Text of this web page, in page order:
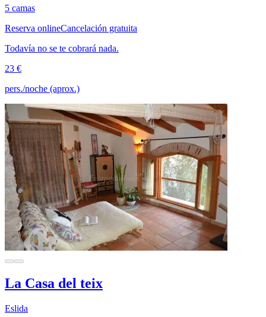
5 camas
Reserva onlineCancelación gratuita
Todavía no se te cobrará nada.
23 €
pers./noche (aprox.)
La Casa del teix
Eslida